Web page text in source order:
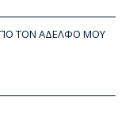
ΑΠΟ ΤΟΝ ΑΔΕΛΦΟ ΜΟΥ